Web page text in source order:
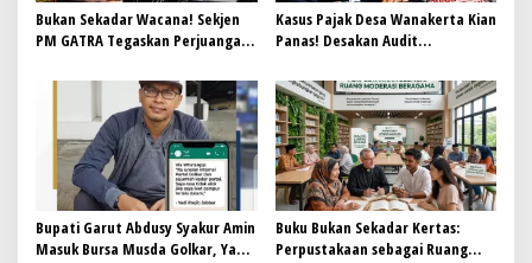
Bukan Sekadar Wacana! Sekjen
PM GATRA Tegaskan Perjuangan
Dibuktikan dengan Kerja Nyata
Kasus Pajak Desa Wanakerta Kian
Panas! Desakan Audit
Pengawasan Dipertanyakan
Bupati Garut Abdusy Syakur Amin
Masuk Bursa Musda Golkar, Yadi
Buku Bukan Sekadar Kertas:
Perpustakaan sebagai Ruang